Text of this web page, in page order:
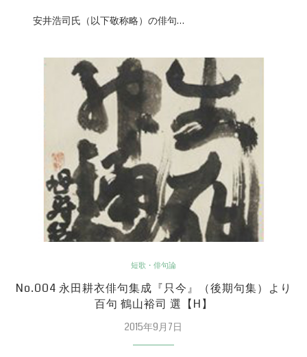
安井浩司氏（以下敬称略）の俳句…
短歌・俳句論
No.004 永田耕衣俳句集成『只今』（後期句集）より
百句 鶴山裕司 選【H】
2015年9月7日